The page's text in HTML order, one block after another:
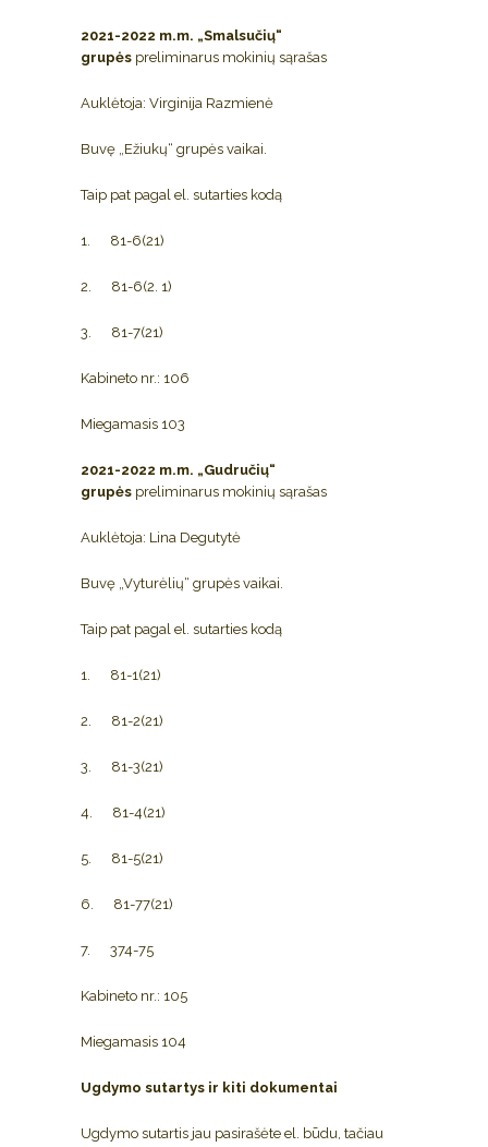
2021-2022 m.m. „Smalsučių“
grupės preliminarus mokinių sąrašas
Auklėtoja: Virginija Razmienė
Buvę „Ežiukų“ grupės vaikai.
Taip pat pagal el. sutarties kodą
1. 81-6(21)
2. 81-6(2. 1)
3. 81-7(21)
Kabineto nr.: 106
Miegamasis 103
2021-2022 m.m. „Gudručių“
grupės preliminarus mokinių sąrašas
Auklėtoja: Lina Degutytė
Buvę „Vyturėlių“ grupės vaikai.
Taip pat pagal el. sutarties kodą
1. 81-1(21)
2. 81-2(21)
3. 81-3(21)
4. 81-4(21)
5. 81-5(21)
6. 81-77(21)
7. 374-75
Kabineto nr.: 105
Miegamasis 104
Ugdymo sutartys ir kiti dokumentai
Ugdymo sutartis jau pasirašėte el. būdu, tačiau